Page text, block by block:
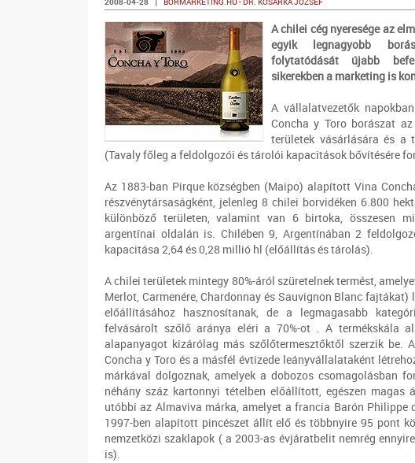
A chilei cég nyeresége az
egyik legnagyobb
folytatódását újabb
sikerekben a marketing is
A vállalatvezetők
Concha y Toro borászat
területek vásárlására és a
(Tavaly főleg a feldolgozói és tárolói kapacitások bővítésére
Az 1883-ban Pirque községben (Maipo) alapított Vina
részvénytársaságként, jelenleg 8 chilei borvidéken 6.800
különböző területen, valamint van 6 birtoka, összesen
argentínai oldalán is. Chilében 9, Argentínában 2
kapacitása 2,64 és 0,28 millió hl (előállítás és tárolás).
A chilei területek mintegy 80%-áról szüretelnek termést,
Merlot, Carmenére, Chardonnay és Sauvignon Blanc fajtákat)
előállításához hasznosítanak, de a legmagasabb
felvásárolt szőlő aránya eléri a 70%-ot . A termékskála
alapanyagot kizárólag más szőlőtermesztőktől szerzik be.
Concha y Toro és a másfél évtizede leányvállalataként
márkával dolgoznak, amelyek a dobozos csomagolásban
néhány száz kartonnyi tételben előállított, egészen magas
utóbbi az Almaviva márka, amelyet a francia Barón Philippe
1997-ben alapított pincészet állít elő és többnyire 95 pont
nemzetközi szaklapok ( a 2003-as évjáratbelit nemrég
is).